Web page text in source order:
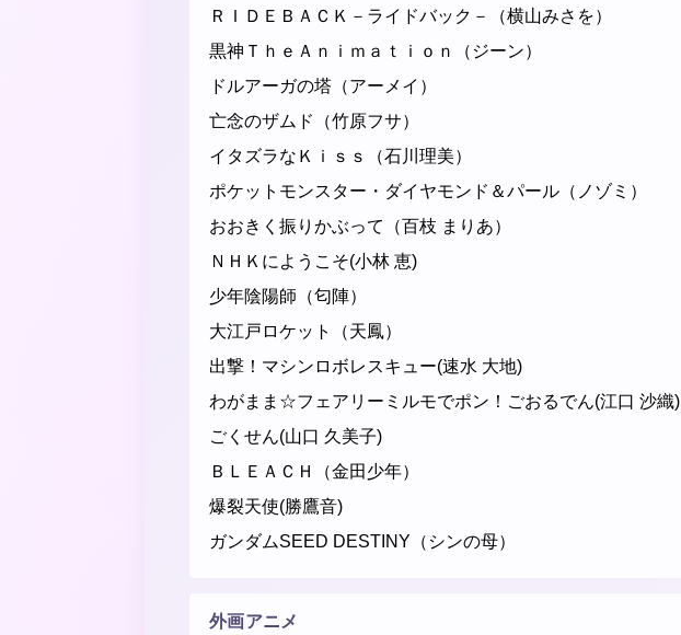
ＲＩＤＥＢＡＣＫ－ライドバック－（横山みさを）
黒神ＴｈｅＡｎｉｍａｔｉｏｎ（ジーン）
ドルアーガの塔（アーメイ）
亡念のザムド（竹原フサ）
イタズラなＫｉｓｓ（石川理美）
ポケットモンスター・ダイヤモンド＆パール（ノゾミ）
おおきく振りかぶって（百枝 まりあ）
ＮＨＫにようこそ(小林 恵)
少年陰陽師（匂陣）
大江戸ロケット（天鳳）
出撃！マシンロボレスキュー(速水 大地)
わがまま☆フェアリーミルモでポン！ごおるでん(江口 沙織)
ごくせん(山口 久美子)
ＢＬＥＡＣＨ（金田少年）
爆裂天使(勝鷹音)
ガンダムSEED DESTINY（シンの母）
外画アニメ